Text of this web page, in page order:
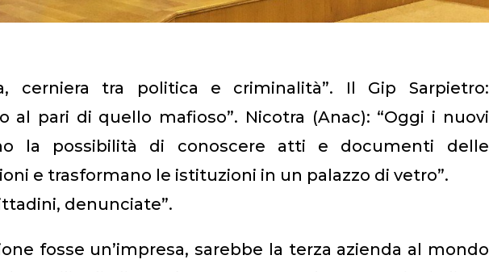
cerniera tra politica e criminalità”. Il Gip Sarpietro:
al pari di quello mafioso”. Nicotra (Anac): “Oggi i nuovi
la possibilità di conoscere atti e documenti delle
e trasformano le istituzioni in un palazzo di vetro”.
denunciate”.
fosse un’impresa, sarebbe la terza azienda al mondo